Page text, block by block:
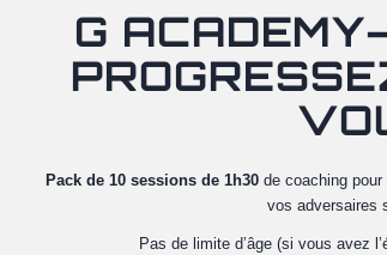
G
Pack de 10 sessions de 1h30 de coaching
vos adversaires
Pas de limite d’âge (si vous avez